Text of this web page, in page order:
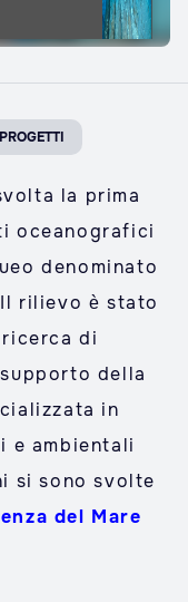
PROGETTI
la prima
oceanografici
denominato
rilievo è stato
di
della
in
e ambientali
si sono svolte
del Mare